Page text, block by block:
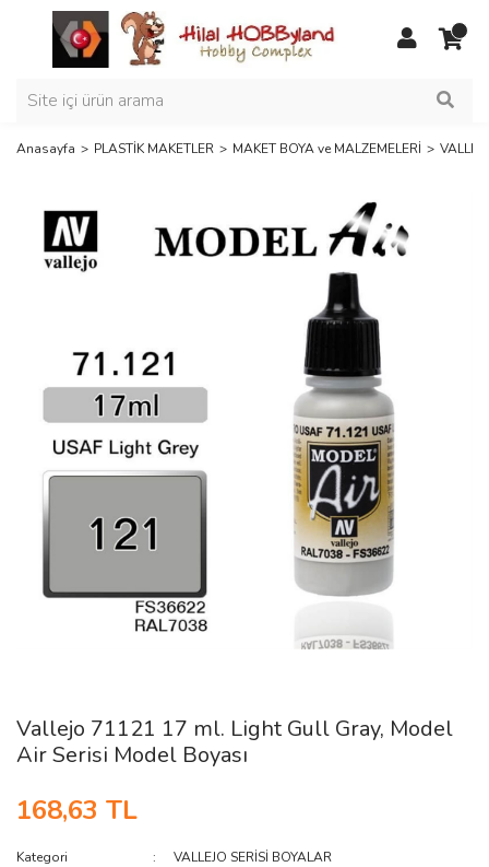
Anasayfa PLASTİK MAKETLER MAKET BOYA ve MALZEMELERİ
Vallejo 71121 17 ml. Light Gull Gray, Model
Air Serisi Model Boyası
168,63 TL
Kategori
VALLEJO SERİSİ BOYALAR